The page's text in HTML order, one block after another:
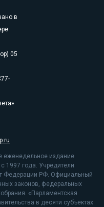
в
05
еженедельное издание
1997 года. Учредители
Федерации РФ. Официальный
законов, федеральных
«Парламентская
в десяти субъектах